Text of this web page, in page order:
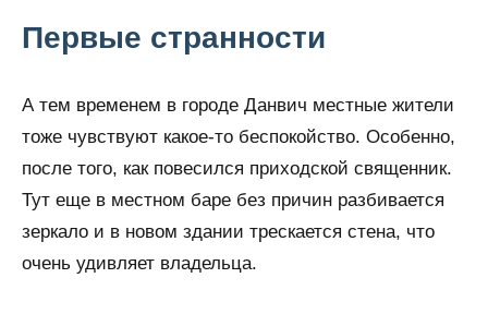
Первые странности
А тем временем в городе Данвич местные жители
тоже чувствуют какое-то беспокойство. Особенно,
после того, как повесился приходской священник.
Тут еще в местном баре без причин разбивается
зеркало и в новом здании трескается стена, что
очень удивляет владельца.